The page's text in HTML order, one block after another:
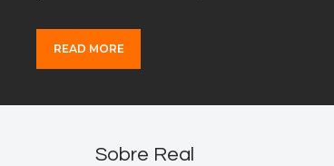
READ MORE
Sobre Real